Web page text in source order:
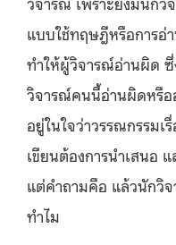
แบบใช้ทฤษฎีหรือการอ่
ทำให้ผู้วิจารณ์อ่านผิด
วิจารณ์คนนี้อ่านผิดหรือ
อยู่ในใจว่าวรรณกรรมเ
เขียนต้องการนำเสนอ
แต่คำถามคือ แล้วนักวิ
ทำไม